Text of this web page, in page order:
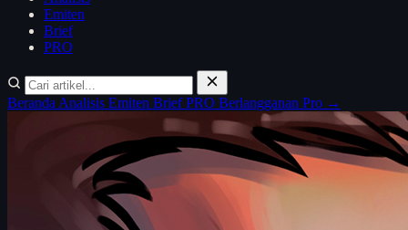
Emiten
Brief
PRO
Beranda Analisis Emiten BriefPRO Berlangganan Pro →